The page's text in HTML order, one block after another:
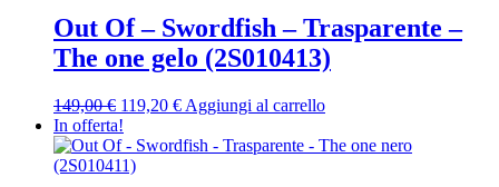
Out Of – Swordfish – Trasparente –
The one gelo (2S010413)
149,00€ Il
prezzo
originale
era:
119,20 €Il
attuale
Aggiungi al carrello
In offerta!